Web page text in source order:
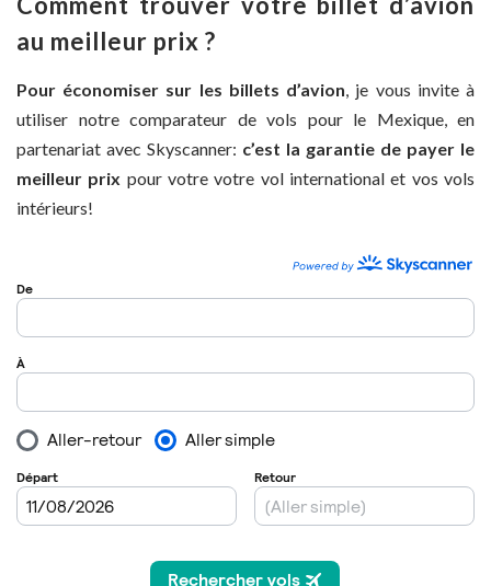
au meilleur prix ?
Pour économiser sur les billets d’avion, je vous invite à
utiliser notre comparateur de vols pour le Mexique, en
partenariat avec Skyscanner: c’est la garantie de payer le
meilleur prix pour votre votre vol international et vos vols
intérieurs!